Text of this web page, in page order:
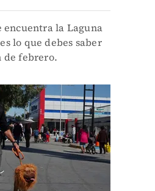
encuentra la Laguna
lo que debes saber
de febrero.